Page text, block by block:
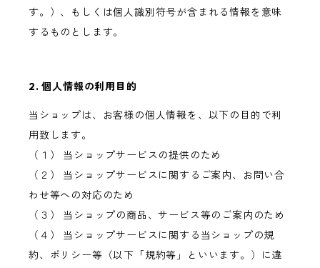
す。）、もしくは個人識別符号が含まれる情報を意味
するものとします。
2. 個人情報の利用目的
当ショップは、お客様の個人情報を、以下の目的で利
用致します。
（１） 当ショップサービスの提供のため
（２） 当ショップサービスに関するご案内、お問い合
わせ等への対応のため
（３） 当ショップの商品、サービス等のご案内のため
（４） 当ショップサービスに関する当ショップの規
約、ポリシー等（以下「規約等」といいます。）に違